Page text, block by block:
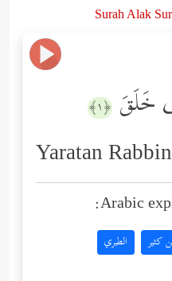
Surah Alak
خَلَقَ ﴿١﴾
Yaratan
Arabic
كثير الطبري